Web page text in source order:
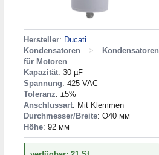
Hersteller: Ducati
Kondensatoren
>
Kondensatoren
für Motoren
Kapazität: 30 µF
Spannung: 425 VAC
Toleranz: ±5%
Anschlussart: Mit Klemmen
Durchmesser/Breite: O40 мм
Höhe: 92 мм